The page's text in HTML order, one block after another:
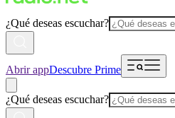
¿Qué deseas escuchar?
Abrir appDescubre Prime
¿Qué deseas escuchar?